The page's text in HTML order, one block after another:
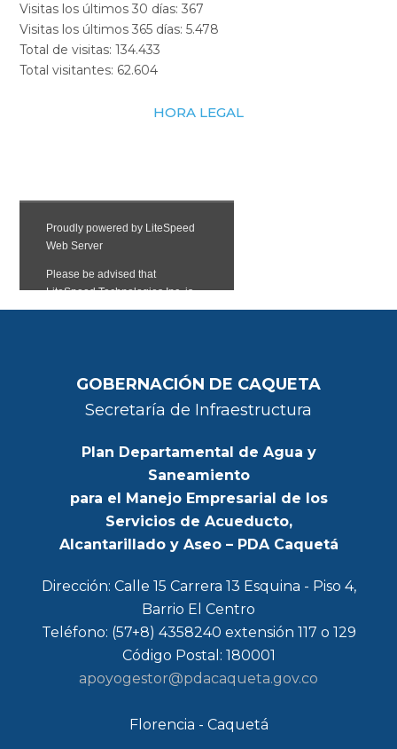
Visitas los últimos 30 días:367
Visitas los últimos 365 días:5.478
Total de visitas:134.433
Total visitantes: 62.604
HORA LEGAL
GOBERNACIÓN DE CAQUETA
Secretaría de Infraestructura
Plan Departamental de Agua y
Saneamiento
para el Manejo Empresarial de los
Servicios de Acueducto,
Alcantarillado y Aseo – PDA Caquetá
Dirección: Calle 15 Carrera 13 Esquina - Piso 4,
Barrio El Centro
Teléfono: (57+8) 4358240 extensión 117 o 129
Código Postal: 180001
apoyogestor@pdacaqueta.gov.co
Florencia - Caquetá